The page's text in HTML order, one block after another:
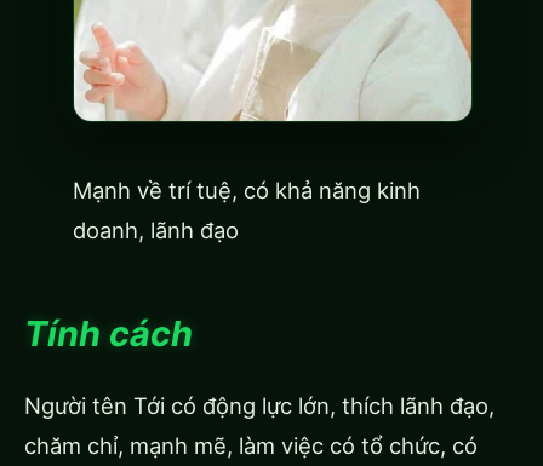
Mạnh về trí tuệ, có khả năng kinh
doanh, lãnh đạo
Tính cách
Người tên Tới có động lực lớn, thích lãnh đạo,
chăm chỉ, mạnh mẽ, làm việc có tổ chức, có